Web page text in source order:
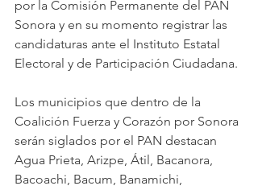
por la Comisión Permanente del PAN
Sonora y en su momento registrar las
candidaturas ante el Instituto Estatal
Electoral y de Participación Ciudadana.
Los municipios que dentro de la
Coalición Fuerza y Corazón por Sonora
serán siglados por el PAN destacan
Agua Prieta, Arizpe, Átil, Bacanora,
Bacoachi, Bacum, Banamichi,